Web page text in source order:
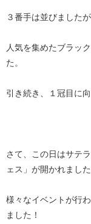
３番手は並びました
人気を集めたブラッ
た。
引き続き、１冠目に
さて、この日はサテ
ェス」が開かれました
様々なイベントが行
ました！